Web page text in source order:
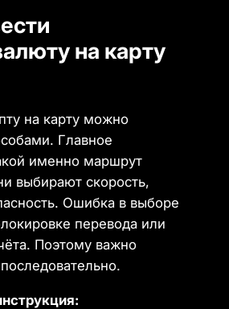
на карту
на карту можно
Главное
именно маршрут
выбирают скорость,
Ошибка в выборе
перевода или
Поэтому важно